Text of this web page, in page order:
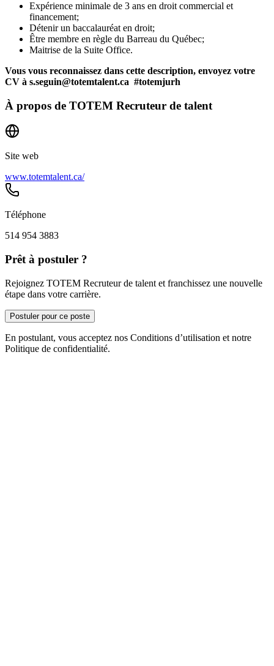
Expérience minimale de 3 ans en droit commercial et
financement;
Détenir un baccalauréat en droit;
Être membre en règle du Barreau du Québec;
Maitrise de la Suite Office.
Vous vous reconnaissez dans cette description, envoyez votre
CV à s.seguin@totemtalent.ca #totemjurh
À propos de TOTEM Recruteur de talent
Site web
www.totemtalent.ca/
Téléphone
514 954 3883
Prêt à postuler ?
Rejoignez TOTEM Recruteur de talent et franchissez une nouvelle
étape dans votre carrière.
Postuler pour ce poste
En postulant, vous acceptez nos Conditions d’utilisation et notre
Politique de confidentialité.